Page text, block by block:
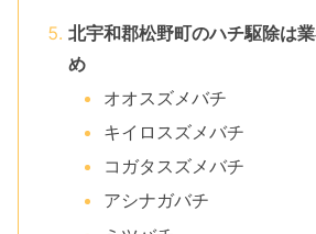
北宇和郡松野町のハチ駆除は
め
オオスズメバチ
キイロスズメバチ
コガタスズメバチ
アシナガバチ